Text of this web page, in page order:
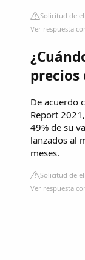
Solicitud de
Ver respuesta
precios
De acuerdo
Report
49% de su
lanzados al
meses.
Solicitud de
Ver respuesta